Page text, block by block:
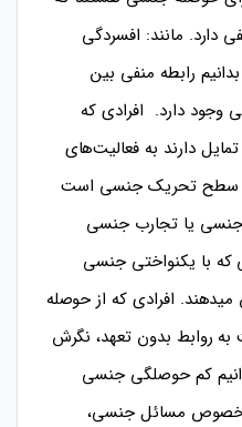
مانند: افسردگی
رابطه منفی بین
دارد. افرادی که
دارند به فعالیت‌های
سطح تحریک جنسی است
جنسی یا تجارب جنسی
که با یکنواختی جنسی
افرادی که از حوصله
روابط بدون‌ تعهد، نگرش
کم حوصلگی جنسی
خصوص مسائل جنسی،